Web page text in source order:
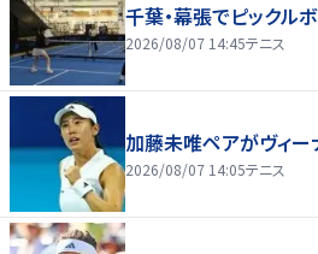
千葉・幕張でピックル
2026/08/07 14:45テニス
加藤未唯ペアがヴィー
2026/08/07 14:05テニス